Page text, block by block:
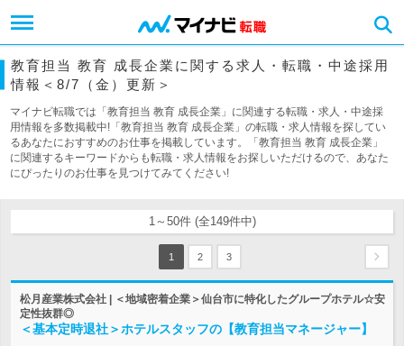
教育担当 教育 成長企業に関する求人・転職・中途採用
情報＜8/7（金）更新＞
マイナビ転職では「教育担当 教育 成長企業」に関連する転職・求人・中途採
用情報を多数掲載中!「教育担当 教育 成長企業」の転職・求人情報を探してい
るあなたにおすすめのお仕事を掲載しています。「教育担当 教育 成長企業」
に関連するキーワードからも転職・求人情報をお探しいただけるので、あなた
にぴったりのお仕事を見つけてみてください!
1～50件 (全149件中)
1 2 3
松月産業株式会社 | ＜地域密着企業＞仙台市に特化したグループホテル☆安
定性抜群◎
＜基本定時退社＞ホテルスタッフの【教育担当マネージャー】